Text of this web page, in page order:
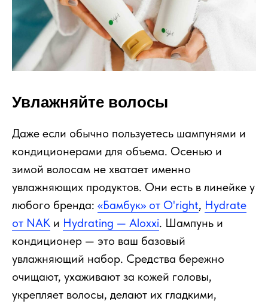
Увлажняйте волосы
Даже если обычно пользуетесь шампунями и
кондиционерами для объема. Осенью и
зимой волосам не хватает именно
увлажняющих продуктов. Они есть в линейке у
любого бренда: «Бамбук» от O'right, Hydrate
от NAK и Hydrating — Aloxxi. Шампунь и
кондиционер — это ваш базовый
увлажняющий набор. Средства бережно
очищают, ухаживают за кожей головы,
укрепляет волосы, делают их гладкими,